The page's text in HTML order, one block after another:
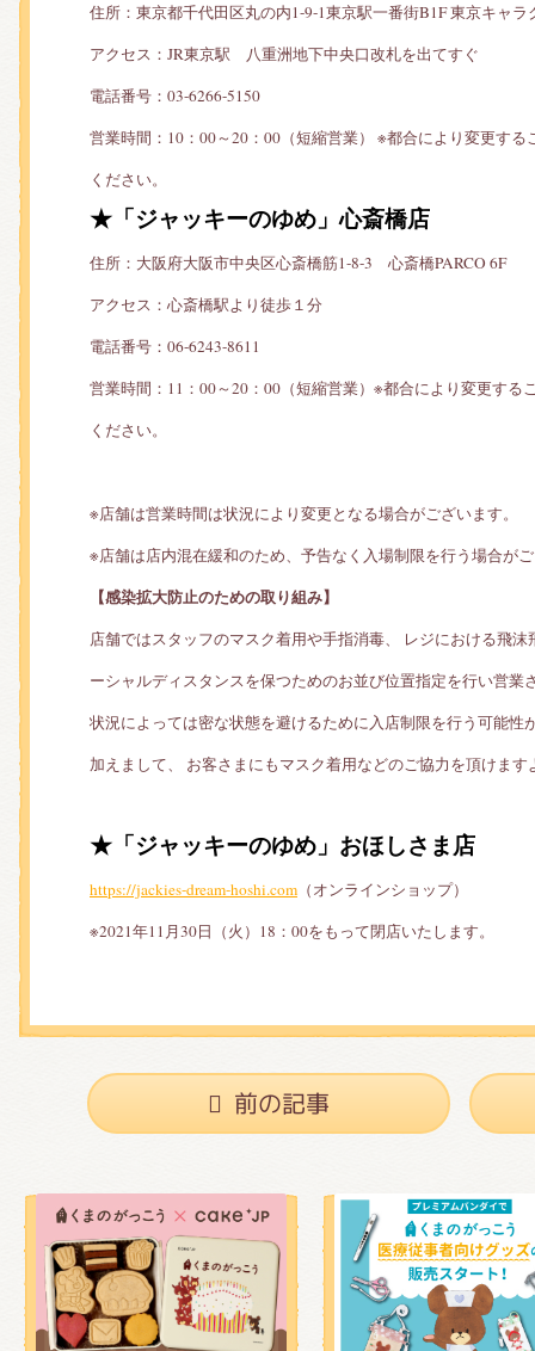
住所：東京都千代田区丸の内1-9-1東京駅一番街B1F 東京キャ
アクセス：JR東京駅 八重洲地下中央口改札を出てすぐ
電話番号：03-6266-5150
営業時間：10：00～20：00（短縮営業） ※都合により変更す
ください。
★「ジャッキーのゆめ」心斎橋店
住所：大阪府大阪市中央区心斎橋筋1-8-3 心斎橋PARCO 6F
アクセス：心斎橋駅より徒歩１分
電話番号：06-6243-8611
営業時間：11：00～20：00（短縮営業）※都合により変更する
ください。
※店舗は営業時間は状況により変更となる場合がございます。
※店舗は店内混在緩和のため、予告なく入場制限を行う場合が
【感染拡大防止のための取り組み】
店舗ではスタッフのマスク着用や手指消毒、 レジにおける飛
ーシャルディスタンスを保つためのお並び位置指定を行い営業
状況によっては密な状態を避けるために入店制限を行う可能性
加えまして、 お客さまにもマスク着用などのご協力を頂けま
★「ジャッキーのゆめ」おほしさま店
https://jackies-dream-hoshi.com （オンラインショップ）
※2021年11月30日（火）18：00をもって閉店いたします。
前の記事